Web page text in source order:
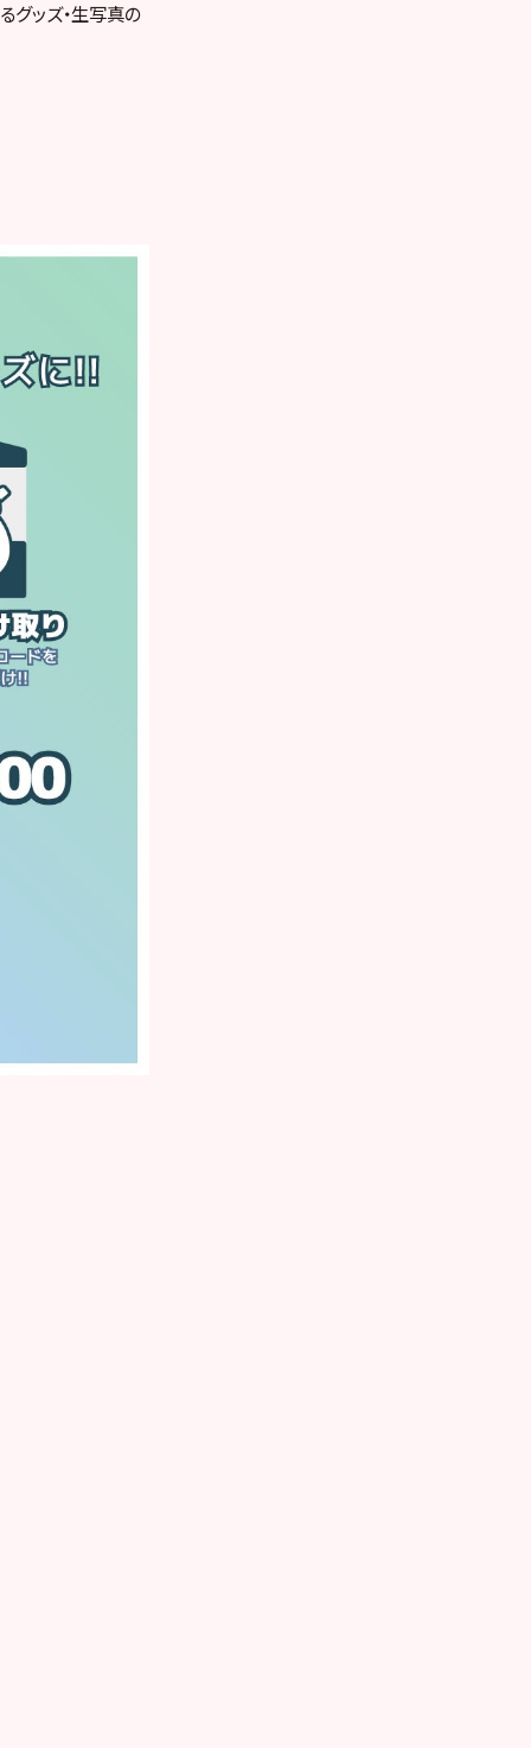
グッズ・生写真の